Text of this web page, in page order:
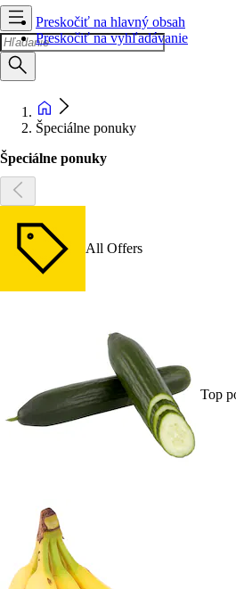
Preskočiť na hlavný obsah
Preskočiť na vyhľadávanie
Špeciálne ponuky
Špeciálne ponuky
All Offers
Top